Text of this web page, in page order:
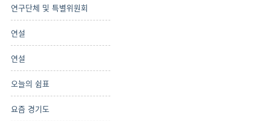
연구단체 및 특별위원회
연설
연설
오늘의 쉼표
요즘 경기도